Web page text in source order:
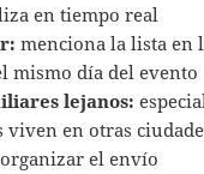
en tiempo real
menciona la lista en
mismo día del evento
lejanos:
viven en otras
el envío